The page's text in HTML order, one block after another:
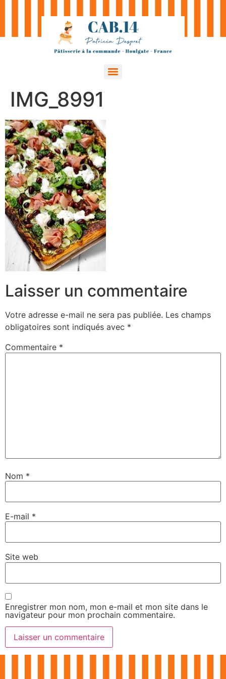
IMG_8991
Laisser un commentaire
Votre adresse e-mail ne sera pas publiée. Les champs
obligatoires sont indiqués avec *
Commentaire *
Nom *
E-mail *
Site web
Enregistrer mon nom, mon e-mail et mon site dans le
navigateur pour mon prochain commentaire.